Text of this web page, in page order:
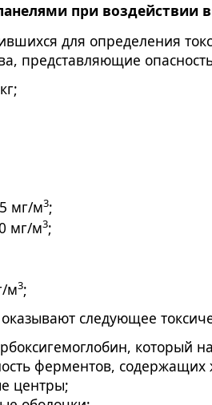
при воздействии
для определения
представляющие
мг/м3;
мг/м3;
м3;
следующее
который
ферментов,
центры;